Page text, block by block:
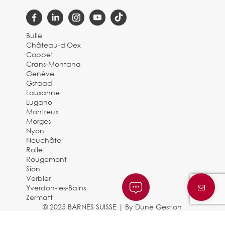
Bulle
Château-d'Oex
Coppet
Crans-Montana
Genève
Gstaad
Lausanne
Lugano
Montreux
Morges
Nyon
Neuchâtel
Rolle
Rougemont
Sion
Verbier
Yverdon-les-Bains
Zermatt
© 2025 BARNES SUISSE | By Dune Gestion